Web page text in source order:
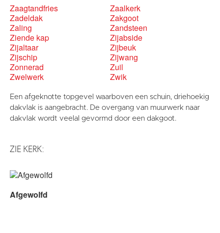
Zaagtandfries
Zaalkerk
Zadeldak
Zakgoot
Zaling
Zandsteen
Ziende kap
Zijabside
Zijaltaar
Zijbeuk
Zijschip
Zijwang
Zonnerad
Zuil
Zwelwerk
Zwik
Een afgeknotte topgevel waarboven een schuin, driehoekig
dakvlak is aangebracht. De overgang van muurwerk naar
dakvlak wordt veelal gevormd door een dakgoot.
ZIE KERK:
Afgewolfd